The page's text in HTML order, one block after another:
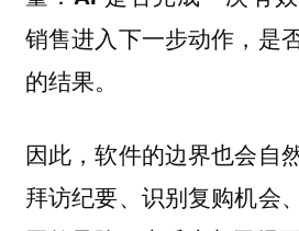
销售进入下一步动作，是
的结果。
因此，软件的边界也会自
拜访纪要、识别复购机会